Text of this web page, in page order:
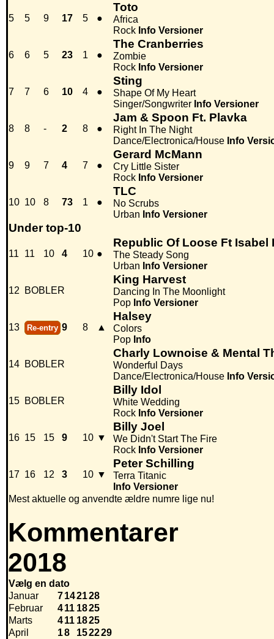
5 5 9 17 5 ●
Toto
Africa
Rock Info Versioner
6 6 5 23 1 ●
The Cranberries
Zombie
Rock Info Versioner
7 7 6 10 4 ●
Sting
Shape Of My Heart
Singer/Songwriter Info Versioner
8 8 - 2 8 ●
Jam & Spoon Ft. Plavka
Right In The Night
Dance/Electronica/House Info
9 9 7 4 7 ●
Gerard McMann
Cry Little Sister
Rock Info Versioner
10 10 8 73 1 ●
TLC
No Scrubs
Urban Info Versioner
Under top-10
11 11 10 4 10 ●
Republic Of Loose Ft Isabel
The Steady Song
Urban Info Versioner
12 BOBLER
King Harvest
Dancing In The Moonlight
Pop Info Versioner
13 Re-entry 9 8 ▲
Halsey
Colors
Pop Info
14 BOBLER
Charly Lownoise & Mental
Wonderful Days
Dance/Electronica/House Info
15 BOBLER
Billy Idol
White Wedding
Rock Info Versioner
16 15 15 9 10 ▼
Billy Joel
We Didn't Start The Fire
Rock Info Versioner
17 16 12 3 10 ▼
Peter Schilling
Terra Titanic
Info Versioner
Mest aktuelle og anvendte ældre numre lige nu!
Kommentarer
2018
Vælg en dato
Januar
7142128
Februar
411 1825
Marts
411 1825
April
18 152229